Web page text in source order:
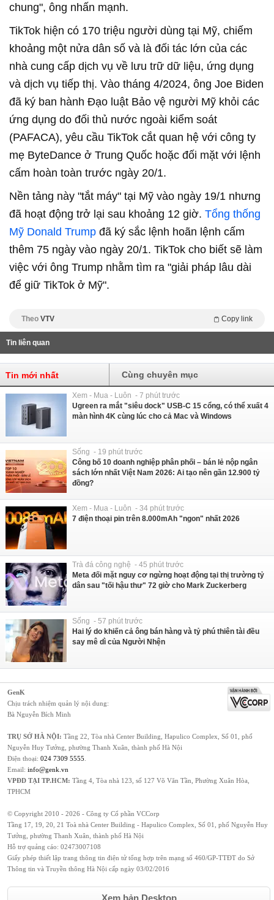
chung", ông nhấn mạnh.
TikTok hiện có 170 triệu người dùng tại Mỹ, chiếm
khoảng một nửa dân số và là đối tác lớn của các
nhà cung cấp dịch vụ về lưu trữ dữ liệu, ứng dụng
và dịch vụ tiếp thị. Vào tháng 4/2024, ông Joe Biden
đã ký ban hành Đạo luật Bảo vệ người Mỹ khỏi các
ứng dụng do đối thủ nước ngoài kiểm soát
(PAFACA), yêu cầu TikTok cắt quan hệ với công ty
mẹ ByteDance ở Trung Quốc hoặc đối mặt với lệnh
cấm hoàn toàn trước ngày 20/1.
Nền tảng này "tắt máy" tại Mỹ vào ngày 19/1 nhưng
đã hoạt động trở lại sau khoảng 12 giờ. Tổng thống
Mỹ Donald Trump đã ký sắc lệnh hoãn lệnh cấm
thêm 75 ngày vào ngày 20/1. TikTok cho biết sẽ làm
việc với ông Trump nhằm tìm ra "giải pháp lâu dài
để giữ TikTok ở Mỹ".
Theo VTV Copy link
Tin liên quan
Tin mới nhất Cùng chuyên mục
Xem - Mua - Luôn - 7 phút trước
Ugreen ra mắt "siêu dock" USB-C 15 cổng, có thể xuất 4
màn hình 4K cùng lúc cho cả Mac và Windows
Sống - 19 phút trước
Công bố 10 doanh nghiệp phân phối – bán lẻ nộp ngân
sách lớn nhất Việt Nam 2026: Ai tạo nên gần 12.900 tỷ
đồng?
Xem - Mua - Luôn - 34 phút trước
7 điện thoại pin trên 8.000mAh "ngon" nhất 2026
Trà đá công nghệ - 45 phút trước
Meta đối mặt nguy cơ ngừng hoạt động tại thị trường tỷ
dân sau "tối hậu thư" 72 giờ cho Mark Zuckerberg
Sống - 57 phút trước
Hai lý do khiến cả ông bán hàng và tỷ phú thiên tài đều
say mê dì của Người Nhện
GenK
Chịu trách nhiệm quản lý nội dung:
Bà Nguyễn Bích Minh
TRỤ SỞ HÀ NỘI: Tầng 22, Tòa nhà Center Building, Hapulico Complex, Số 01, phố
Nguyễn Huy Tưởng, phường Thanh Xuân, thành phố Hà Nội
Điện thoại: 024 7309 5555
Email: info@genk.vn
VPĐD TẠI TP.HCM: Tầng 4, Tòa nhà 123, số 127 Võ Văn Tần, Phường Xuân Hòa,
TPHCM
© Copyright 2010 - 2026 - Công ty Cổ phần VCCorp
Tầng 17, 19, 20, 21 Toà nhà Center Building - Hapulico Complex, Số 01, phố Nguyễn Huy
Tưởng, phường Thanh Xuân, thành phố Hà Nội
Hỗ trợ quảng cáo: 02473007108
Giấy phép thiết lập trang thông tin điện tử tổng hợp trên mạng số 460/GP-TTĐT do Sở
Thông tin và Truyền thông Hà Nội cấp ngày 03/02/2016
Xem bản Desktop